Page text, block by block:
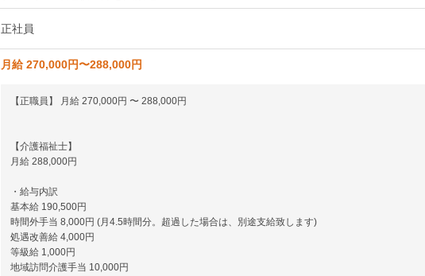
正社員
月給 270,000円〜288,000円
【正職員】 月給 270,000円 〜 288,000円
【介護福祉士】
月給 288,000円
・給与内訳
基本給 190,500円
時間外手当 8,000円 (月4.5時間分。超過した場合は、別途支給致します)
処遇改善給 4,000円
等級給 1,000円
地域訪問介護手当 10,000円